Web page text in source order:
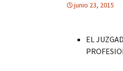
junio 23, 2015
EL